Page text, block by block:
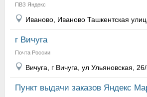
ПВЗ Яндекс
Иваново, Иваново Ташкентская
г Вичуга
Почта России
Вичуга, г Вичуга, ул Ульяновская,
Пункт выдачи заказов Яндекс